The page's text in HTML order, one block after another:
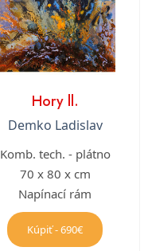
Hory ll.
Demko Ladislav
Komb. tech. - plátno
70 x 80 x cm
Napínací rám
Kúpiť - 690€